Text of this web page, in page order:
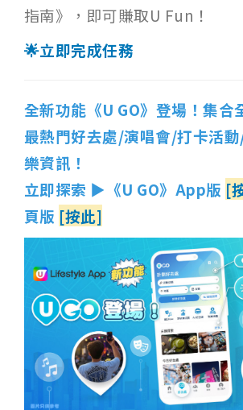
指南》，即可賺取U Fun！
🌟立即完成任務
全新功能《U GO》登場！集合
最熱門好去處/演唱會/打卡活
樂資訊！
立即探索 ▶《U GO》App版 [
頁版 [按此]